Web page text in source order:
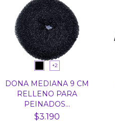
+2
DONA MEDIANA 9 CM
RELLENO PARA
PEINADOS...
$3.190